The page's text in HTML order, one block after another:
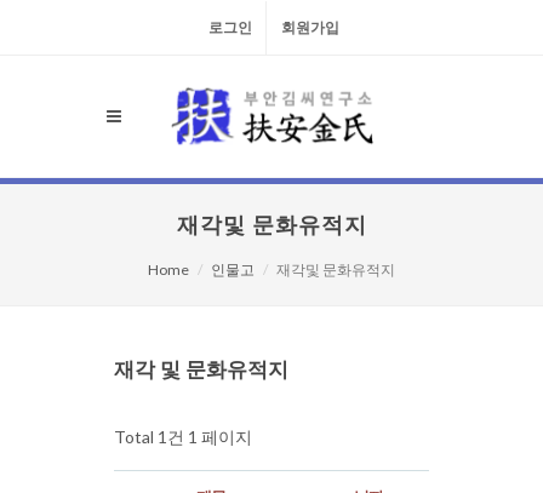
로그인 회원가입
재각및 문화유적지
Home 인물고 재각및 문화유적지
재각 및 문화유적지
Total 1건 1 페이지